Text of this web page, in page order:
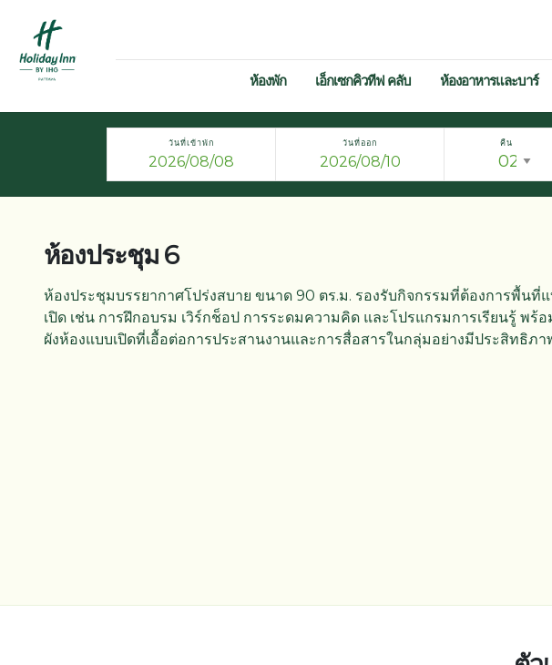
ห้องพัก เอ็กเซกคิวทีฟ คลับ ห้องอาหารและบาร์
วันที่เข้าพัก วันที่ออก คืน
ห้องประชุม 6
ห้องประชุมบรรยากาศโปร่งสบาย ขนาด 90 ตร.ม. รองรับกิจกรรมที่ต้องการพื้นที่
เปิด เช่น การฝึกอบรม เวิร์กช็อป การระดมความคิด และโปรแกรมการเรียนรู้ พร้อ
ผังห้องแบบเปิดที่เอื้อต่อการประสานงานและการสื่อสารในกลุ่มอย่างมีประสิทธิภา